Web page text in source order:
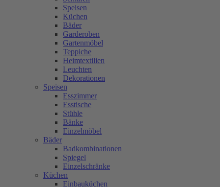
Speisen
Küchen
Bäder
Garderoben
Gartenmöbel
Teppiche
Heimtextilien
Leuchten
Dekorationen
Speisen
Esszimmer
Esstische
Stühle
Bänke
Einzelmöbel
Bäder
Badkombinationen
Spiegel
Einzelschränke
Küchen
Einbauküchen